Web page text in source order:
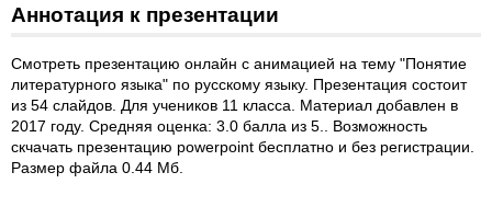
Аннотация к презентации
Смотреть презентацию онлайн с анимацией на тему "Понятие
литературного языка" по русскому языку. Презентация состоит
из 54 слайдов. Для учеников 11 класса. Материал добавлен в
2017 году. Средняя оценка: 3.0 балла из 5.. Возможность
скчачать презентацию powerpoint бесплатно и без регистрации.
Размер файла 0.44 Мб.